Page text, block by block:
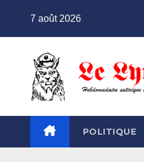
7 août 2026
POLITIQUE